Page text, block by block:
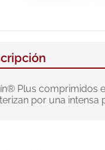
Plus comprimidos
por una intensa